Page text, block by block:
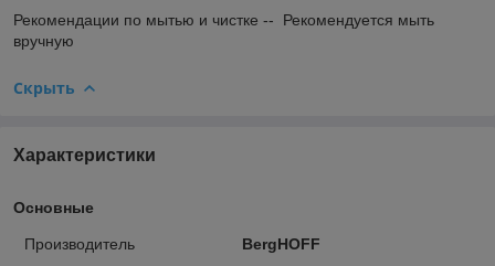
Рекомендации по мытью и чистке -- Рекомендуется мыть
вручную
Скрыть
Характеристики
Основные
Производитель
BergHOFF